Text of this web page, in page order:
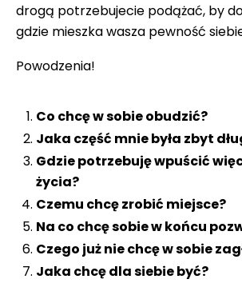
drogą potrzebujecie podążać, by
gdzie mieszka wasza pewność
Powodzenia!
Co chcę w sobie obudzić?
Jaka część mnie była zbyt
Gdzie potrzebuję wpuścić
życia?
Czemu chcę zrobić miejsce?
Na co chcę sobie w końcu
Czego już nie chcę w sobie
Jaka chcę dla siebie być?